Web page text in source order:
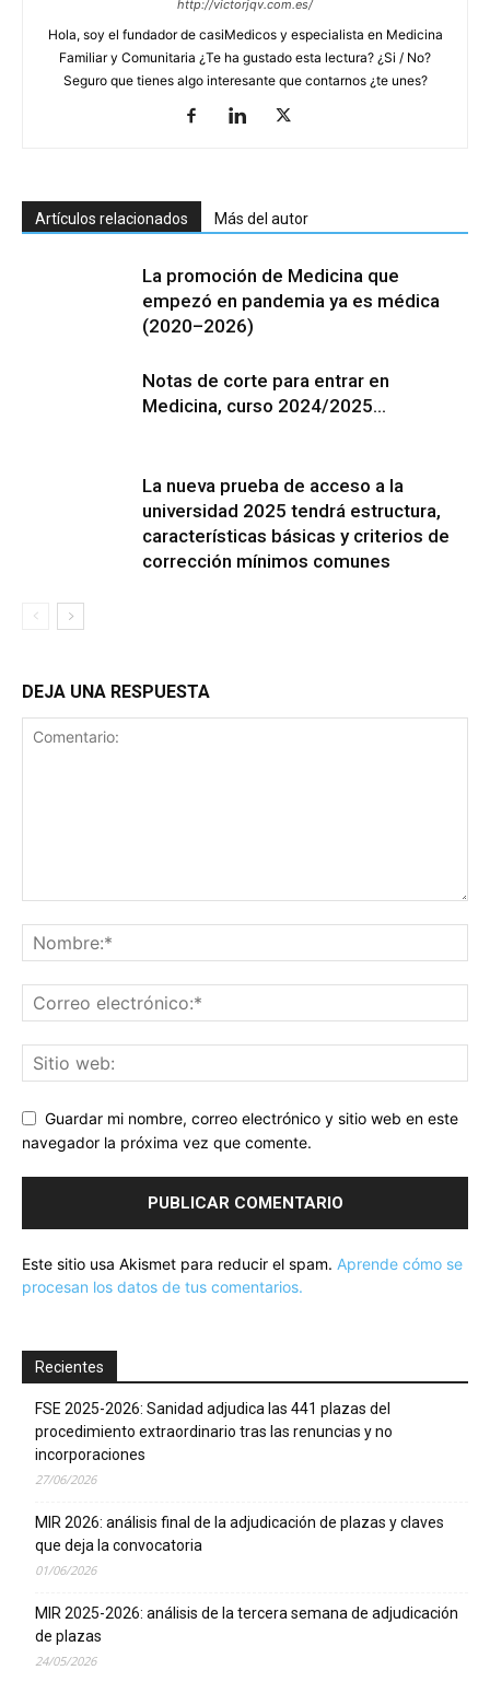
http://victorjqv.com.es/
Hola, soy el fundador de casiMedicos y especialista en Medicina
Familiar y Comunitaria ¿Te ha gustado esta lectura? ¿Si / No?
Seguro que tienes algo interesante que contarnos ¿te unes?
Artículos relacionados Más del autor
La promoción de Medicina que
empezó en pandemia ya es médica
(2020–2026)
Notas de corte para entrar en
Medicina, curso 2024/2025…
La nueva prueba de acceso a la
universidad 2025 tendrá estructura,
características básicas y criterios de
corrección mínimos comunes
DEJA UNA RESPUESTA
Guardar mi nombre, correo electrónico y sitio web en este
navegador la próxima vez que comente.
Este sitio usa Akismet para reducir el spam. Aprende cómo se
procesan los datos de tus comentarios.
Recientes
FSE 2025-2026: Sanidad adjudica las 441 plazas del
procedimiento extraordinario tras las renuncias y no
incorporaciones
27/06/2026
MIR 2026: análisis final de la adjudicación de plazas y claves
que deja la convocatoria
01/06/2026
MIR 2025-2026: análisis de la tercera semana de adjudicación
de plazas
24/05/2026